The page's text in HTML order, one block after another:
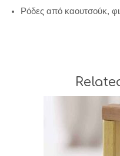
Ρόδες από καουτσούκ,